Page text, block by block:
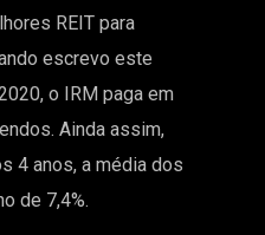
REIT para
escrevo este
o IRM paga em
Ainda assim,
4 anos, a média dos
de 7,4%.